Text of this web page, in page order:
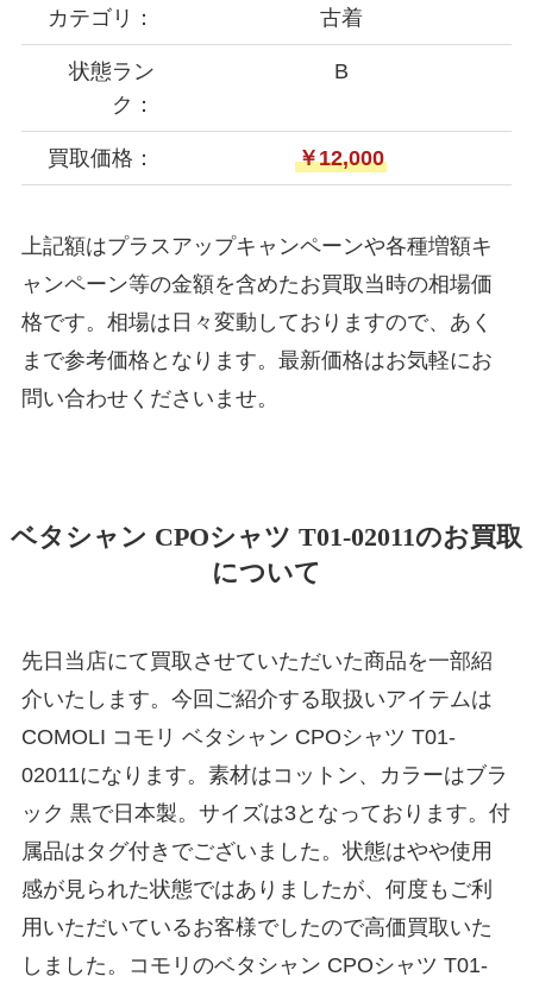
カテゴリ： 古着
状態ラン
ク：
B
買取価格： ￥12,000
上記額はプラスアップキャンペーンや各種増額キ
ャンペーン等の金額を含めたお買取当時の相場価
格です。相場は日々変動しておりますので、あく
まで参考価格となります。最新価格はお気軽にお
問い合わせくださいませ。
ベタシャン CPOシャツ T01-02011のお買取
について
先日当店にて買取させていただいた商品を一部紹
介いたします。今回ご紹介する取扱いアイテムは
COMOLI コモリ ベタシャン CPOシャツ T01-
02011になります。素材はコットン、カラーはブラ
ック 黒で日本製。サイズは3となっております。付
属品はタグ付きでございました。状態はやや使用
感が見られた状態ではありましたが、何度もご利
用いただいているお客様でしたので高価買取いた
しました。コモリのベタシャン CPOシャツ T01-